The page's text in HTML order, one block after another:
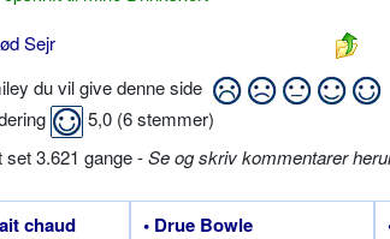
Sejr
du vil give denne side
5,0 (6stemmer)
set 3.621 gange -Se og skriv kommentarer
chaud • Drue Bowle